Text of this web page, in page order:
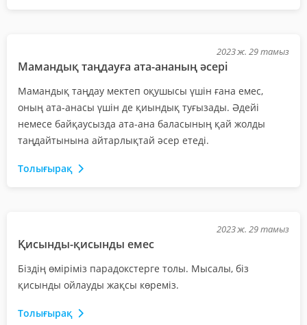
2023 ж. 29 тамыз
Мамандық таңдауға ата-ананың әсері
Мамандық таңдау мектеп оқушысы үшін ғана емес,
оның ата-анасы үшін де қиындық туғызады. Әдейі
немесе байқаусызда ата-ана баласының қай жолды
таңдайтынына айтарлықтай әсер етеді.
Толығырақ
2023 ж. 29 тамыз
Қисынды-қисынды емес
Біздің өміріміз парадокстерге толы. Мысалы, біз
қисынды ойлауды жақсы көреміз.
Толығырақ